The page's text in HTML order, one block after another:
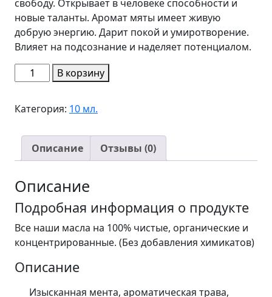
свободу. Открывает в человеке способности и
новые таланты. Аромат мяты имеет живую
добрую энергию. Дарит покой и умиротворение.
Влияет на подсознание и наделяет потенциалом.
Количество
товара
Mentha
мл
В корзину
Категория: 10 мл.
Описание Отзывы (0)
Описание
Подробная информация о продукте
Все наши масла на 100% чистые, органические и
концентрированные. (Без добавления химикатов)
Описание
Изысканная мента, ароматическая трава,